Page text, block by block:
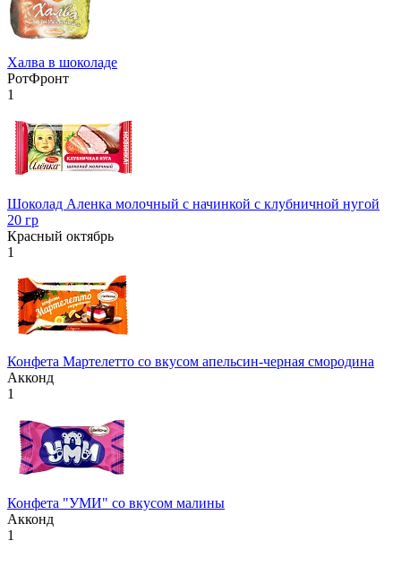
Халва в шоколаде
РотФронт
1
Шоколад Аленка молочный с начинкой с клубничной нугой
20 гр
Красный октябрь
1
Конфета Мартелетто со вкусом апельсин-черная смородина
Акконд
1
Конфета "УМИ" со вкусом малины
Акконд
1